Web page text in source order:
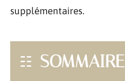
supplémentaires.
SOMMAIRE